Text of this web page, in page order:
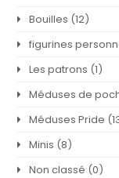
Bouilles (12)
figurines
Les patrons (1)
Méduses de
Méduses Pride
Minis (8)
Non classé (0)